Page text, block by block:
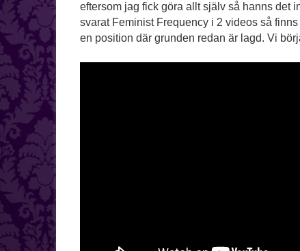
eftersom jag fick göra allt själv så hanns det
svarat Feminist Frequency i 2 videos så
en position där grunden redan är lagd. Vi